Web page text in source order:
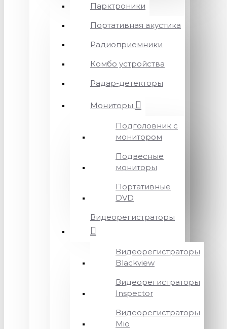
Парктроники
Портативная акустика
Радиоприемники
Комбо устройства
Радар-детекторы
Мониторы
Подголовник с
монитором
Подвесные
мониторы
Портативные
DVD
Видеорегистраторы
Видеорегистраторы
Blackview
Видеорегистраторы
Inspector
Видеорегистраторы
Mio